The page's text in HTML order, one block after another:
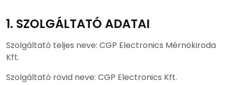
1. SZOLGÁLTATÓ ADATAI
Szolgáltató teljes neve: CGP Electronics Mérnökiroda
Kft.
Szolgáltató rövid neve: CGP Electronics Kft.